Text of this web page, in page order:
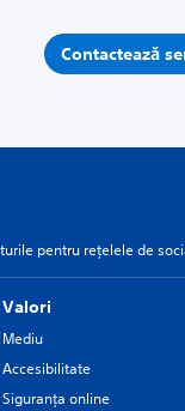
Contactează
pentru rețelele de
Valori
Mediu
Accesibilitate
Siguranța online